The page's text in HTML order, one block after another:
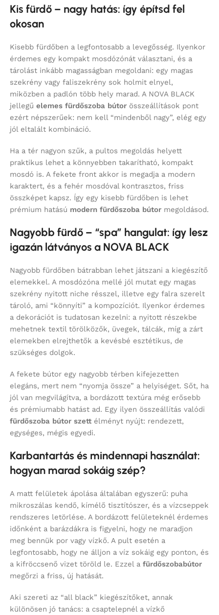
Kis fürdő – nagy hatás: így építsd fel
okosan
Kisebb fürdőben a legfontosabb a levegősség. Ilyenkor
érdemes egy kompakt mosdózónát választani, és a
tárolást inkább magasságban megoldani: egy magas
szekrény vagy faliszekrény sok holmit elnyel,
miközben a padlón több hely marad. A NOVA BLACK
jellegű elemes fürdőszoba bútor összeállítások pont
ezért népszerűek: nem kell “mindenből nagy”, elég egy
jól eltalált kombináció.
Ha a tér nagyon szűk, a pultos megoldás helyett
praktikus lehet a könnyebben takarítható, kompakt
mosdó is. A fekete front akkor is megadja a modern
karaktert, és a fehér mosdóval kontrasztos, friss
összképet kapsz. Így egy kisebb fürdőben is lehet
prémium hatású modern fürdőszoba bútor megoldásod.
Nagyobb fürdő – “spa” hangulat: így lesz
igazán látványos a NOVA BLACK
Nagyobb fürdőben bátrabban lehet játszani a kiegészítő
elemekkel. A mosdózóna mellé jól mutat egy magas
szekrény nyitott niche résszel, illetve egy falra szerelt
tároló, ami “könnyíti” a kompozíciót. Ilyenkor érdemes
a dekorációt is tudatosan kezelni: a nyitott részekbe
mehetnek textil törölközők, üvegek, tálcák, míg a zárt
elemekben elrejthetők a kevésbé esztétikus, de
szükséges dolgok.
A fekete bútor egy nagyobb térben kifejezetten
elegáns, mert nem “nyomja össze” a helyiséget. Sőt, ha
jól van megvilágítva, a bordázott textúra még erősebb
és prémiumabb hatást ad. Egy ilyen összeállítás valódi
fürdőszoba bútor szett élményt nyújt: rendezett,
egységes, mégis egyedi.
Karbantartás és mindennapi használat:
hogyan marad sokáig szép?
A matt felületek ápolása általában egyszerű: puha
mikroszálas kendő, kímélő tisztítószer, és a vízcseppek
rendszeres letörlése. A bordázott felületeknél érdemes
időnként a barázdákra is figyelni, hogy ne maradjon
meg bennük por vagy vízkő. A pult esetén a
legfontosabb, hogy ne álljon a víz sokáig egy ponton, és
a kifröccsenő vizet töröld le. Ezzel a fürdőszobabútor
megőrzi a friss, új hatását.
Aki szereti az “all black” kiegészítőket, annak
különösen jó tanács: a csaptelepnél a vízkő